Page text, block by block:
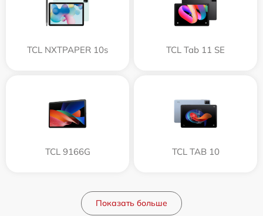
TCL NXTPAPER 10s TCL Tab 11 SE
TCL 9166G TCL TAB 10
Показать больше